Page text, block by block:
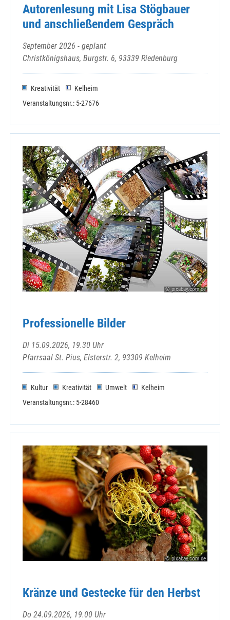
Autorenlesung mit Lisa Stögbauer
und anschließendem Gespräch
September 2026 - geplant
Christkönigshaus, Burgstr. 6, 93339 Riedenburg
Kreativität
Kelheim
Veranstaltungsnr.: 5-27676
© pixabay.com.de
Professionelle Bilder
Di 15.09.2026, 19.30 Uhr
Pfarrsaal St. Pius, Elsterstr. 2, 93309 Kelheim
Kultur Kreativität Umwelt
Kelheim
Veranstaltungsnr.: 5-28460
© pixabay.com.de
Kränze und Gestecke für den Herbst
Do 24.09.2026, 19.00 Uhr